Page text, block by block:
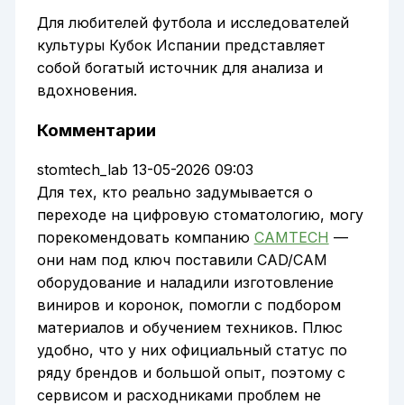
Для любителей футбола и исследователей
культуры Кубок Испании представляет
собой богатый источник для анализа и
вдохновения.
Комментарии
stomtech_lab 13-05-2026 09:03
Для тех, кто реально задумывается о
переходе на цифровую стоматологию, могу
порекомендовать компанию CAMTECH —
они нам под ключ поставили CAD/CAM
оборудование и наладили изготовление
виниров и коронок, помогли с подбором
материалов и обучением техников. Плюс
удобно, что у них официальный статус по
ряду брендов и большой опыт, поэтому с
сервисом и расходниками проблем не